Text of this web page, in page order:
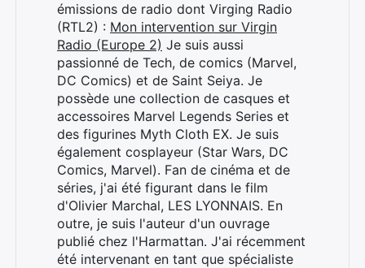
émissions de radio dont Virging Radio
(RTL2) : Mon intervention sur Virgin
Radio (Europe 2) Je suis aussi
passionné de Tech, de comics (Marvel,
DC Comics) et de Saint Seiya. Je
possède une collection de casques et
accessoires Marvel Legends Series et
des figurines Myth Cloth EX. Je suis
également cosplayeur (Star Wars, DC
Comics, Marvel). Fan de cinéma et de
séries, j'ai été figurant dans le film
d'Olivier Marchal, LES LYONNAIS. En
outre, je suis l'auteur d'un ouvrage
publié chez l'Harmattan. J'ai récemment
été intervenant en tant que spécialiste